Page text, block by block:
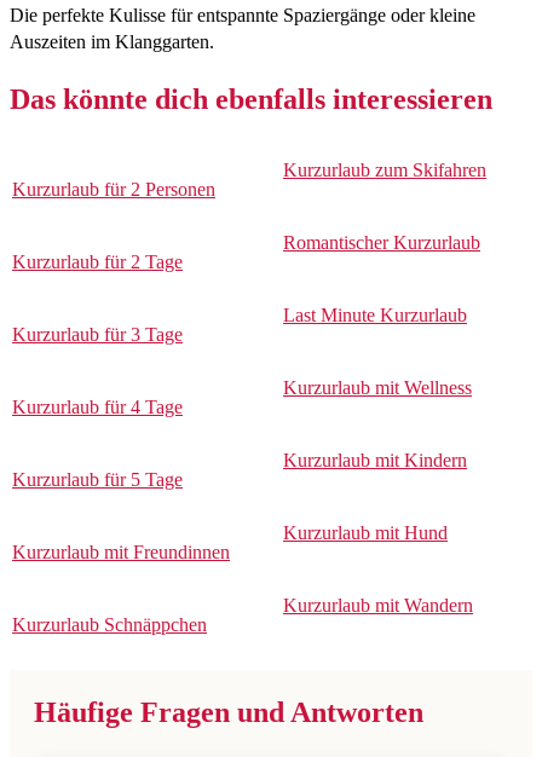
Die perfekte Kulisse für entspannte Spaziergänge oder kleine
Auszeiten im Klanggarten.
Das könnte dich ebenfalls interessieren
Kurzurlaub für 2 Personen
Kurzurlaub für 2 Tage
Kurzurlaub für 3 Tage
Kurzurlaub für 4 Tage
Kurzurlaub für 5 Tage
Kurzurlaub mit Freundinnen
Kurzurlaub Schnäppchen
Kurzurlaub zum Skifahren
Romantischer Kurzurlaub
Last Minute Kurzurlaub
Kurzurlaub mit Wellness
Kurzurlaub mit Kindern
Kurzurlaub mit Hund
Kurzurlaub mit Wandern
Häufige Fragen und Antworten